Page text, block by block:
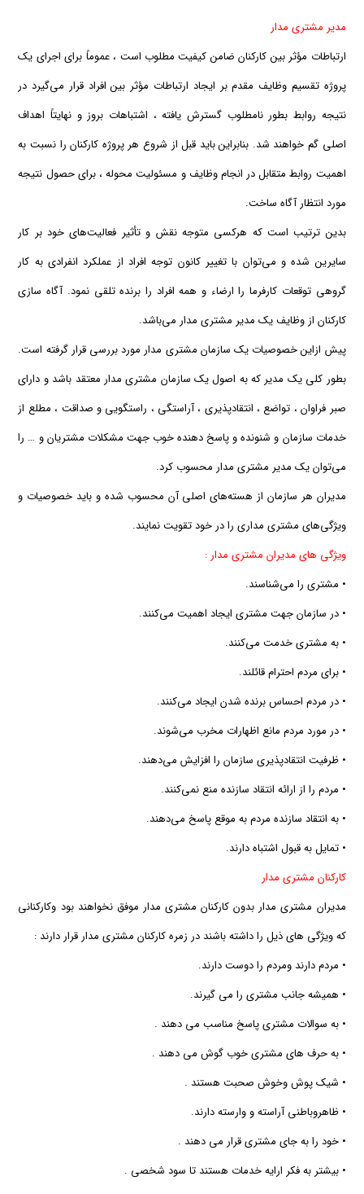
مدیر مشتری مدار
ارتباطات مؤثر بین كاركنان ضامن كیفیت مطلوب است ، عموماً برای اجرای یك
پروژه تقسیم وظایف مقدم بر ایجاد ارتباطات مؤثر بین افراد قرار می‌گیرد در
نتیجه روابط بطور نامطلوب گسترش یافته ، اشتباهات بروز و نهایتاً اهداف
اصلی گم خواهند شد. بنابراین باید قبل از شروع هر پروژه كاركنان را نسبت به
اهمیت روابط متقابل در انجام وظایف و مسئولیت‌ محوله ، برای حصول نتیجه
مورد انتظار آگاه ساخت.
بدین ترتیب است كه هركسی متوجه نقش و تأثیر فعالیت‌های خود بر كار
سایرین شده و می‌توان با تغییر كانون توجه افراد از عملكرد انفرادی به كار
گروهی توقعات كارفرما را ارضاء و همه افراد را برنده تلقی نمود. آگاه سازی
كاركنان از وظایف یك مدیر مشتری مدار می‌باشد.
پیش ازاین خصوصیات یك سازمان مشتری مدار مورد بررسی قرار گرفته است.
بطور كلی یك مدیر كه به اصول یك سازمان مشتری مدار معتقد باشد و دارای
صبر فراوان ، تواضع ، انتقادپذیری ، آراستگی ، راستگویی و صداقت ، مطلع از
خدمات سازمان و شنونده و پاسخ دهنده خوب جهت مشكلات مشتریان و … را
می‌توان یك مدیر مشتری مدار محسوب كرد.
مدیران هر سازمان از هسته‌های اصلی آن محسوب شده و باید خصوصیات و
ویژگی‌های مشتری مداری را در خود تقویت نمایند.
ویژگی های مدیران مشتری مدار :
• مشتری را می‌شناسند.
• در سازمان جهت مشتری ایجاد اهمیت می‌كنند.
• به مشتری خدمت می‌كنند.
• برای مردم احترام قائلند.
• در مردم احساس برنده شدن ایجاد می‌كنند.
• در مورد مردم مانع اظهارات مخرب می‌شوند.
• ظرفیت انتقادپذیری سازمان را افزایش می‌دهند.
• مردم را از ارائه انتقاد سازنده منع نمی‌كنند.
• به انتقاد سازنده مردم به موقع پاسخ می‌دهند.
• تمایل به قبول اشتباه دارند.
كاركنان مشتری مدار
مدیران مشتری مدار بدون كاركنان مشتری مدار موفق نخواهند بود وكاركنانی
كه ویژگی های ذیل را داشته باشند در زمره كاركنان مشتری مدار قرار دارند :
• مردم دارند ومردم را دوست دارند.
• همیشه جانب مشتری را می گیرند.
• به سوالات مشتری پاسخ مناسب می دهند .
• به حرف های مشتری خوب گوش می دهند .
• شیك پوش وخوش صحبت هستند .
• ظاهروباطنی آراسته و وارسته دارند.
• خود را به جای مشتری قرار می دهند .
• بیشتر به فكر ارایه خدمات هستند تا سود شخصی .